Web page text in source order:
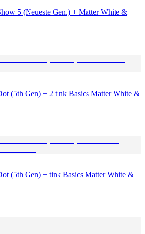
5 (Neueste Gen.) + Matter White &
(5th Gen) + 2 tink Basics Matter White &
(5th Gen) + tink Basics Matter White &